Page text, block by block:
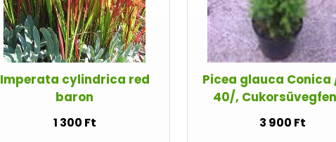
Imperata cylindrica red
baron
1 300 Ft
Picea glauca
40/,
3 900 Ft